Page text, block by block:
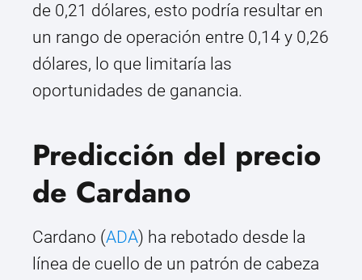
de 0,21 dólares, esto podría resultar en
un rango de operación entre 0,14 y 0,26
dólares, lo que limitaría las
oportunidades de ganancia.
Predicción del precio
de Cardano
Cardano (ADA) ha rebotado desde la
línea de cuello de un patrón de cabeza